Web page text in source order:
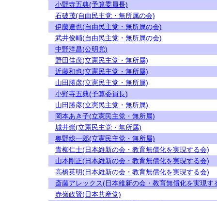
小野寺五典(予算委員長)
石破茂(自由民主党・無所属の会)
伊藤達也(自由民主党・無所属の会)
武井俊輔(自由民主党・無所属の会)
中野洋昌(公明党)
野田佳彦(立憲民主党・無所属)
近藤和也(立憲民主党・無所属)
山田勝彦(立憲民主党・無所属)
小野寺五典(予算委員長)
山田勝彦(立憲民主党・無所属)
岡本あき子(立憲民主党・無所属)
城井崇(立憲民主党・無所属)
奥野総一郎(立憲民主党・無所属)
青柳仁士(日本維新の会・教育無償化を実現する会)
山本剛正(日本維新の会・教育無償化を実現する会)
高橋英明(日本維新の会・教育無償化を実現する会)
斎藤アレックス(日本維新の会・教育無償化を実現す
赤嶺政賢(日本共産党)